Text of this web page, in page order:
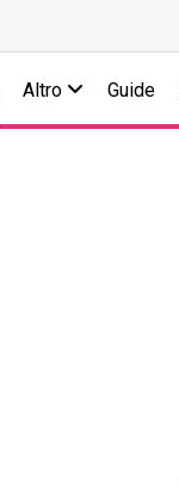
Altro Guide